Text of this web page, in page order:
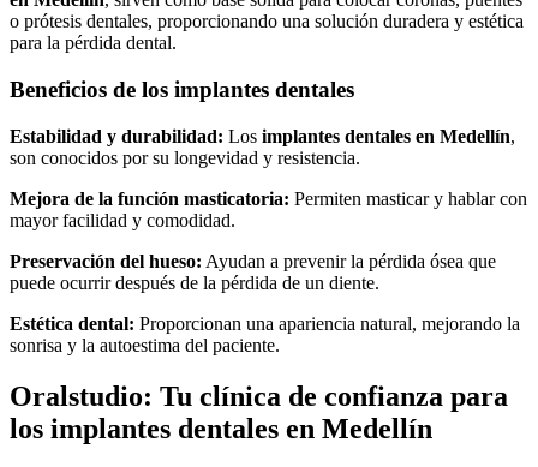
o prótesis dentales, proporcionando una solución duradera y estética
para la pérdida dental.
Beneficios de los implantes dentales
Estabilidad y durabilidad: Los implantes dentales en Medellín,
son conocidos por su longevidad y resistencia.
Mejora de la función masticatoria: Permiten masticar y hablar con
mayor facilidad y comodidad.
Preservación del hueso: Ayudan a prevenir la pérdida ósea que
puede ocurrir después de la pérdida de un diente.
Estética dental: Proporcionan una apariencia natural, mejorando la
sonrisa y la autoestima del paciente.
Oralstudio: Tu clínica de confianza para
los implantes dentales en Medellín